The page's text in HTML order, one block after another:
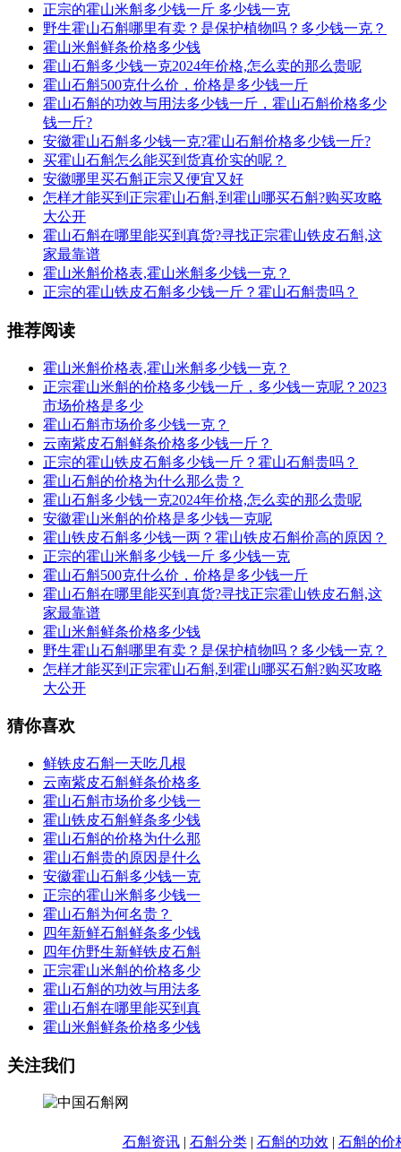
正宗的霍山米斛多少钱一斤 多少钱一克
野生霍山石斛哪里有卖？是保护植物吗？多少钱一克？
霍山米斛鲜条价格多少钱
霍山石斛多少钱一克2024年价格,怎么卖的那么贵呢
霍山石斛500克什么价，价格是多少钱一斤
霍山石斛的功效与用法多少钱一斤，霍山石斛价格多少
钱一斤?
安徽霍山石斛多少钱一克?霍山石斛价格多少钱一斤?
买霍山石斛怎么能买到货真价实的呢？
安徽哪里买石斛正宗又便宜又好
怎样才能买到正宗霍山石斛,到霍山哪买石斛?购买攻略
大公开
霍山石斛在哪里能买到真货?寻找正宗霍山铁皮石斛,这
家最靠谱
霍山米斛价格表,霍山米斛多少钱一克？
正宗的霍山铁皮石斛多少钱一斤？霍山石斛贵吗？
推荐阅读
霍山米斛价格表,霍山米斛多少钱一克？
正宗霍山米斛的价格多少钱一斤，多少钱一克呢？2023
市场价格是多少
霍山石斛市场价多少钱一克？
云南紫皮石斛鲜条价格多少钱一斤？
正宗的霍山铁皮石斛多少钱一斤？霍山石斛贵吗？
霍山石斛的价格为什么那么贵？
霍山石斛多少钱一克2024年价格,怎么卖的那么贵呢
安徽霍山米斛的价格是多少钱一克呢
霍山铁皮石斛多少钱一两？霍山铁皮石斛价高的原因？
正宗的霍山米斛多少钱一斤 多少钱一克
霍山石斛500克什么价，价格是多少钱一斤
霍山石斛在哪里能买到真货?寻找正宗霍山铁皮石斛,这
家最靠谱
霍山米斛鲜条价格多少钱
野生霍山石斛哪里有卖？是保护植物吗？多少钱一克？
怎样才能买到正宗霍山石斛,到霍山哪买石斛?购买攻略
大公开
猜你喜欢
鲜铁皮石斛一天吃几根
云南紫皮石斛鲜条价格多
霍山石斛市场价多少钱一
霍山铁皮石斛鲜条多少钱
霍山石斛的价格为什么那
霍山石斛贵的原因是什么
安徽霍山石斛多少钱一克
正宗的霍山米斛多少钱一
霍山石斛为何名贵？
四年新鲜石斛鲜条多少钱
四年仿野生新鲜铁皮石斛
正宗霍山米斛的价格多少
霍山石斛的功效与用法多
霍山石斛在哪里能买到真
霍山米斛鲜条价格多少钱
关注我们
石斛资讯| 石斛分类| 石斛的功效 | 石斛的价